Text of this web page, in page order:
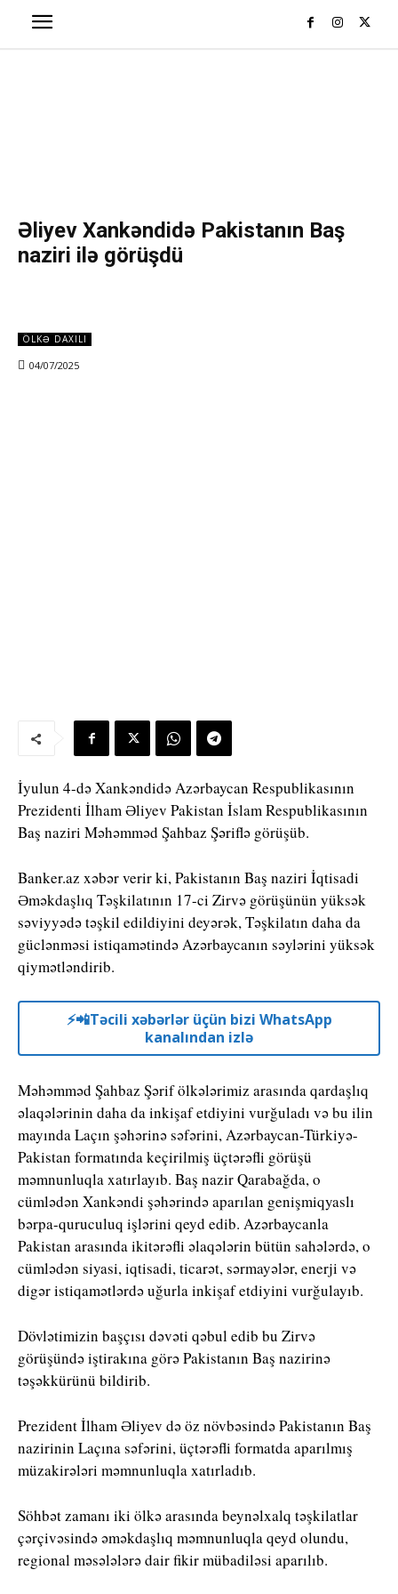
Əliyev Xankəndidə Pakistanın Baş
naziri ilə görüşdü
ÖLKƏ DAXILI
04/07/2025
İyulun 4-də Xankəndidə Azərbaycan Respublikasının
Prezidenti İlham Əliyev Pakistan İslam Respublikasının
Baş naziri Məhəmməd Şahbaz Şəriflə görüşüb.
Banker.az xəbər verir ki, Pakistanın Baş naziri İqtisadi
Əməkdaşlıq Təşkilatının 17-ci Zirvə görüşünün yüksək
səviyyədə təşkil edildiyini deyərək, Təşkilatın daha da
güclənməsi istiqamətində Azərbaycanın səylərini yüksək
qiymətləndirib.
⚡️📲Təcili xəbərlər üçün bizi WhatsApp
kanalından izlə
Məhəmməd Şahbaz Şərif ölkələrimiz arasında qardaşlıq
əlaqələrinin daha da inkişaf etdiyini vurğuladı və bu ilin
mayında Laçın şəhərinə səfərini, Azərbaycan-Türkiyə-
Pakistan formatında keçirilmiş üçtərəfli görüşü
məmnunluqla xatırlayıb. Baş nazir Qarabağda, o
cümlədən Xankəndi şəhərində aparılan genişmiqyaslı
bərpa-quruculuq işlərini qeyd edib. Azərbaycanla
Pakistan arasında ikitərəfli əlaqələrin bütün sahələrdə, o
cümlədən siyasi, iqtisadi, ticarət, sərmayələr, enerji və
digər istiqamətlərdə uğurla inkişaf etdiyini vurğulayıb.
Dövlətimizin başçısı dəvəti qəbul edib bu Zirvə
görüşündə iştirakına görə Pakistanın Baş nazirinə
təşəkkürünü bildirib.
Prezident İlham Əliyev də öz növbəsində Pakistanın Baş
nazirinin Laçına səfərini, üçtərəfli formatda aparılmış
müzakirələri məmnunluqla xatırladıb.
Söhbət zamanı iki ölkə arasında beynəlxalq təşkilatlar
çərçivəsində əməkdaşlıq məmnunluqla qeyd olundu,
regional məsələlərə dair fikir mübadiləsi aparılıb.